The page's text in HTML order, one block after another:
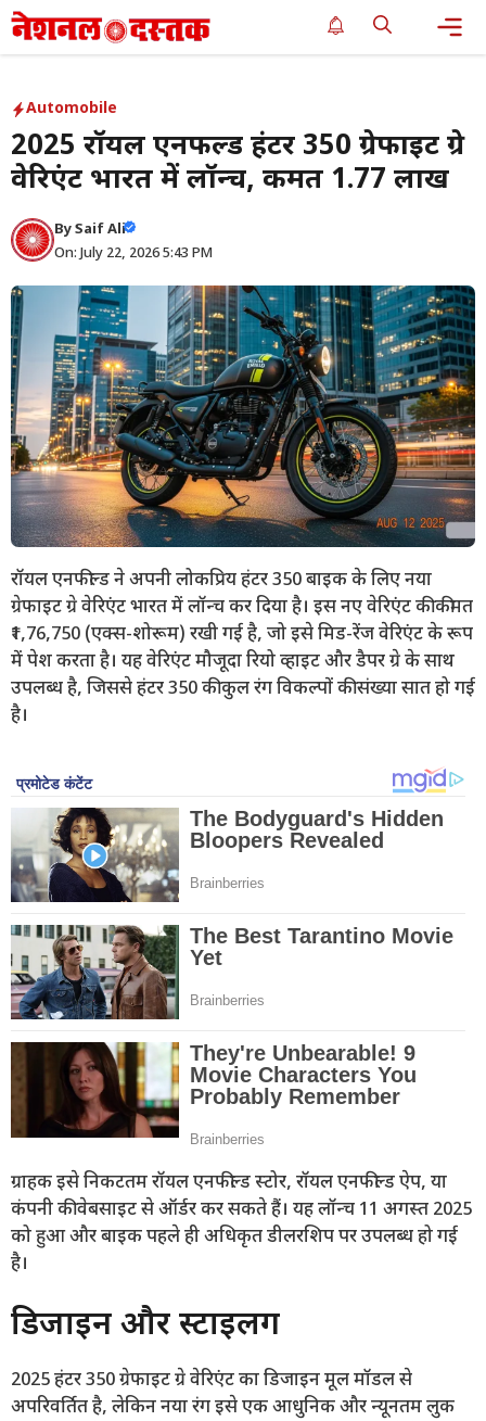
Skip
to
Automobile
2025 रॉयल एनफील्ड हंटर 350 ग्रेफाइट ग्रे
वेरिएंट भारत में लॉन्च, कीमत ₹1.77 लाख
BySaif Ali
On: July 22, 2026 5:43 PM
रॉयल एनफील्ड ने अपनी लोकप्रिय हंटर 350 बाइक के लिए नया
ग्रेफाइट ग्रे वेरिएंट भारत में लॉन्च कर दिया है। इस नए वेरिएंट की कीमत
₹1,76,750 (एक्स-शोरूम) रखी गई है, जो इसे मिड-रेंज वेरिएंट के रूप
में पेश करता है। यह वेरिएंट मौजूदा रियो व्हाइट और डैपर ग्रे के साथ
उपलब्ध है, जिससे हंटर 350 की कुल रंग विकल्पों की संख्या सात हो गई
है।
ग्राहक इसे निकटतम रॉयल एनफील्ड स्टोर, रॉयल एनफील्ड ऐप, या
कंपनी की वेबसाइट से ऑर्डर कर सकते हैं। यह लॉन्च 11 अगस्त 2025
को हुआ और बाइक पहले ही अधिकृत डीलरशिप पर उपलब्ध हो गई
है।
डिजाइन और स्टाइलिंग
2025 हंटर 350 ग्रेफाइट ग्रे वेरिएंट का डिजाइन मूल मॉडल से
अपरिवर्तित है, लेकिन नया रंग इसे एक आधुनिक और न्यूनतम लुक